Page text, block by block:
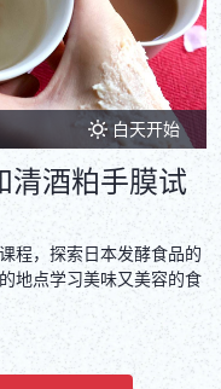
白天开始
清酒粕手膜试
程，探索日本发酵食品的
地点学习美味又美容的食